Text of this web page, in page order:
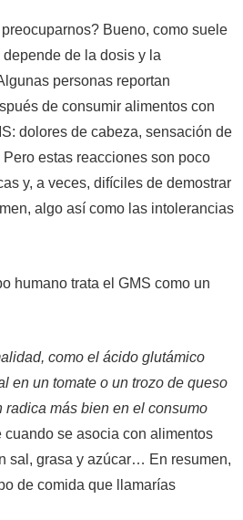
Bueno, como suele
de la dosis y la
personas reportan
de consumir alimentos con
dolores de cabeza, sensación de
estas reacciones son poco
y, a veces, difíciles de demostrar
algo así como las intolerancias
humano trata el GMS como un
como el ácido glutámico
en un tomate o un trozo de queso
radica más bien en el consumo
cuando se asocia con alimentos
sal, grasa y azúcar… En resumen,
de comida que llamarías